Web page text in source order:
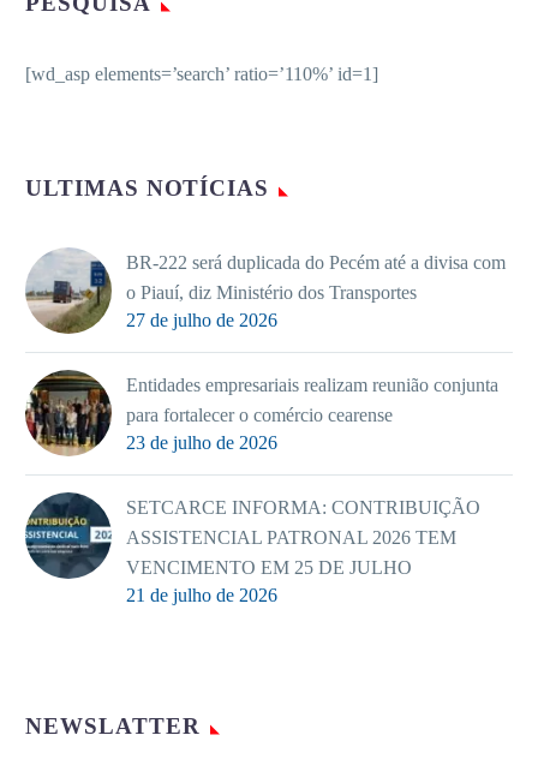
[wd_asp elements=’search’ ratio=’110%’ id=1]
ULTIMAS NOTÍCIAS
BR-222 será duplicada do Pecém até a divisa com
o Piauí, diz Ministério dos Transportes
27 de julho de 2026
Entidades empresariais realizam reunião conjunta
para fortalecer o comércio cearense
23 de julho de 2026
SETCARCE INFORMA: CONTRIBUIÇÃO
ASSISTENCIAL PATRONAL 2026 TEM
VENCIMENTO EM 25 DE JULHO
21 de julho de 2026
NEWSLATTER